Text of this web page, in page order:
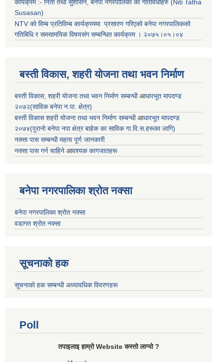
कार्यक्रम :- निती तथा सुशासन, बनेपा नगरपालिका का गतिविधीहरु (Niti Tatha
Susasan)
NTV को विम्ब प्रतिविम्ब कार्यक्रममा प्रसारण गरिएकोबनेपा नगरपालिकको
गतिबिधि र समसामयिक विषयसंग सम्बन्धित कार्यक्रम । २०७५।०५।०४
बस्ती विकास, शहरी योजना तथा भवन निर्माण
बस्ती विकास, शहरी योजना तथा भवन निर्माण सम्बन्धीआधारभूत मापदण्ड
२०७२(साविक बनेपा न.पा. क्षेत्र)
बस्ती विकास शहरी योजना तथा भवन निर्माण सम्बन्धीआधारभूत मापदण्ड
२०७४(पुरानो बनेपा नपा क्षेत्र बाहेक का साविक गा.वि.स.हरूका लागि)
नक्सा पास सम्बन्धी महत्व पूर्ण जानकारी
नक्सा पास गर्न चाहिने आवश्यक कागजातहरू
बनेपा नगरपालिका श्रोत नक्सा
बनेपा नगरपालिका श्रोत नक्सा
वडागत श्रोत नक्सा
सूचनाको हक
सूचनाको हक सम्बन्धी अध्यावधिक विवरणहरू
Poll
तपाइलाइ हाम्रो Website कस्तो लाग्यो ?